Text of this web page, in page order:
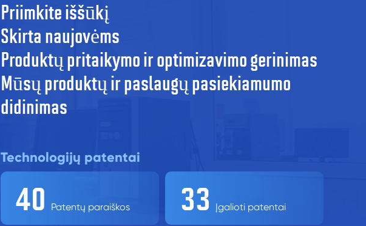
Priimkite iššūkį
Skirta naujovėms
Produktų pritaikymo ir optimizavimo gerinimas
Mūsų produktų ir paslaugų pasiekiamumo
didinimas
Technologijų patentai
40 Patentų paraiškos 33 Įgalioti patentai